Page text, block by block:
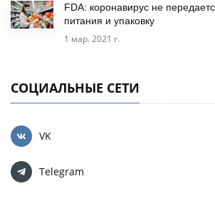
FDA: коронавирус не
питания и упаковку
1 мар. 2021 г.
СОЦИАЛЬНЫЕ СЕТИ
VK
Telegram